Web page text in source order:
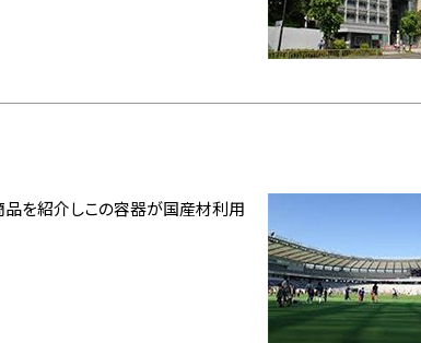
品を紹介しこの容器が国産材利用